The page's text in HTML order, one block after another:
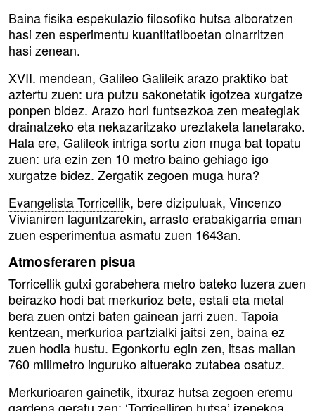
Baina fisika espekulazio filosofiko hutsa alboratzen
hasi zen esperimentu kuantitatiboetan oinarritzen
hasi zenean.
XVII. mendean, Galileo Galileik arazo praktiko bat
aztertu zuen: ura putzu sakonetatik igotzea xurgatze
ponpen bidez. Arazo hori funtsezkoa zen meategiak
drainatzeko eta nekazaritzako ureztaketa lanetarako.
Hala ere, Galileok intriga sortu zion muga bat topatu
zuen: ura ezin zen 10 metro baino gehiago igo
xurgatze bidez. Zergatik zegoen muga hura?
Evangelista Torricellik, bere dizipuluak, Vincenzo
Vivianiren laguntzarekin, arrasto erabakigarria eman
zuen esperimentua asmatu zuen 1643an.
Atmosferaren pisua
Torricellik gutxi gorabehera metro bateko luzera zuen
beirazko hodi bat merkurioz bete, estali eta metal
bera zuen ontzi baten gainean jarri zuen. Tapoia
kentzean, merkurioa partzialki jaitsi zen, baina ez
zuen hodia hustu. Egonkortu egin zen, itsas mailan
760 milimetro inguruko altuerako zutabea osatuz.
Merkurioaren gainetik, itxuraz hutsa zegoen eremu
gardena geratu zen: ‘Torricelliren hutsa’ izenekoa.